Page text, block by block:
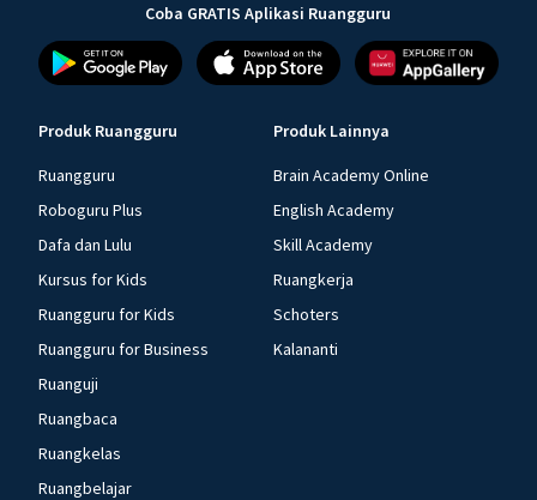
Coba GRATIS Aplikasi Ruangguru
Produk Ruangguru
Ruangguru
Roboguru Plus
Dafa dan Lulu
Kursus for Kids
Ruangguru for Kids
Ruangguru for Business
Ruanguji
Ruangbaca
Ruangkelas
Ruangbelajar
Produk Lainnya
Brain Academy Online
English Academy
Skill Academy
Ruangkerja
Schoters
Kalananti